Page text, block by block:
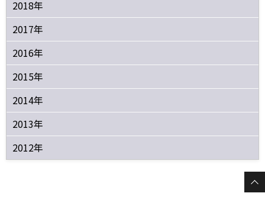
2018年
2017年
2016年
2015年
2014年
2013年
2012年